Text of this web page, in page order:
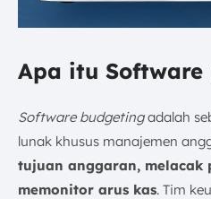
Apa itu Software
Software budgetingadalah
lunak khusus manajemen
tujuan anggaran, melacak
memonitor arus kas. Tim